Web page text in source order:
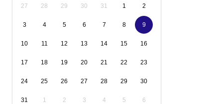
27 28 29 30 31 1 2
3 4 5 6 7 8 9
10 11 12 13 14 15 16
17 18 19 20 21 22 23
24 25 26 27 28 29 30
31 1 2 3 4 5 6